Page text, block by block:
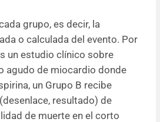
grupo, es decir, la
o calculada del evento. Por
un estudio clínico sobre
agudo de miocardio donde
un Grupo B recibe
resultado) de
de muerte en el corto